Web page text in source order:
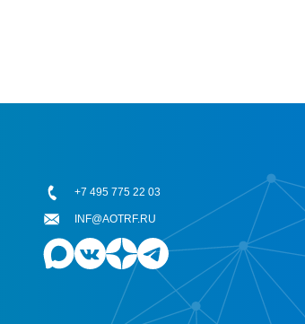
+7 495 775 22 03
INF@AOTRF.RU